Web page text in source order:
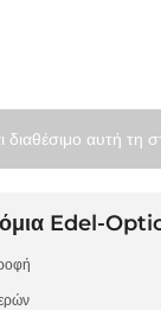
διαθέσιμο αυτή τη
Edel-